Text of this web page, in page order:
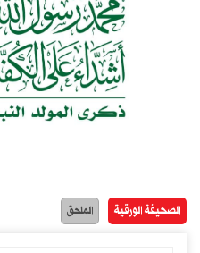
الصحيفة الورقية الملحق